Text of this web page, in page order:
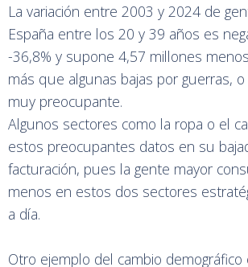
La variación entre 2003 y 2024 de
España entre los 20 y 39 años es
-36,8% y supone 4,57 millones
más que algunas bajas por guerras,
muy preocupante.
Algunos sectores como la ropa o el
estos preocupantes datos en su
facturación, pues la gente mayor
menos en estos dos sectores
a día.
Otro ejemplo del cambio